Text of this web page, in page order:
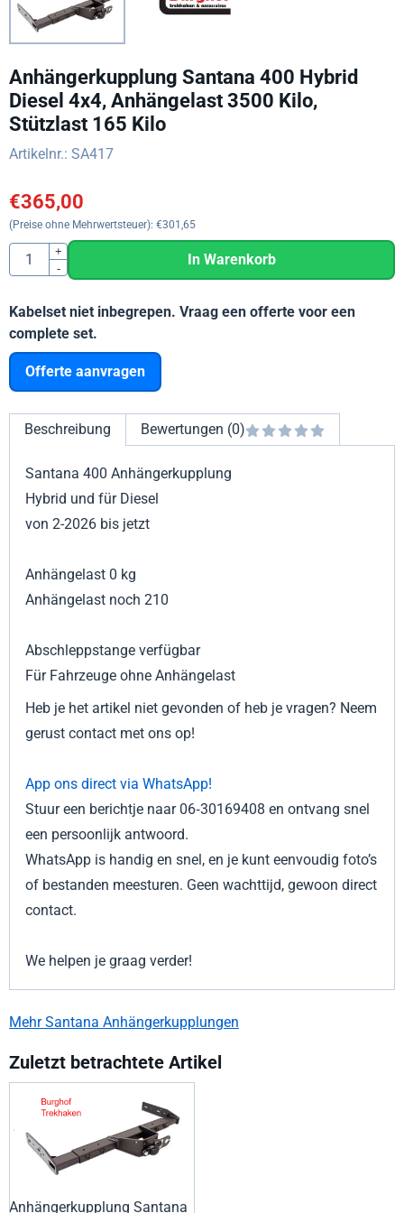
Anhängerkupplung Santana 400 Hybrid
Diesel 4x4, Anhängelast 3500 Kilo,
Stützlast 165 Kilo
Artikelnr.: SA417
€365,00
(Preise ohne Mehrwertsteuer): €301,65
Anzahl
+
-
In Warenkorb
Kabelset niet inbegrepen. Vraag een offerte voor een
complete set.
Offerte aanvragen
Beschreibung Bewertungen (0)
Santana 400 Anhängerkupplung
Hybrid und für Diesel
von 2-2026 bis jetzt
Anhängelast 0 kg
Anhängelast noch 210
Abschleppstange verfügbar
Für Fahrzeuge ohne Anhängelast
Heb je het artikel niet gevonden of heb je vragen? Neem
gerust contact met ons op!
App ons direct via WhatsApp!
Stuur een berichtje naar 06‑30169408 en ontvang snel
een persoonlijk antwoord.
WhatsApp is handig en snel, en je kunt eenvoudig foto’s
of bestanden meesturen. Geen wachttijd, gewoon direct
contact.
We helpen je graag verder!
Mehr Santana Anhängerkupplungen
Zuletzt betrachtete Artikel
Anhängerkupplung Santana